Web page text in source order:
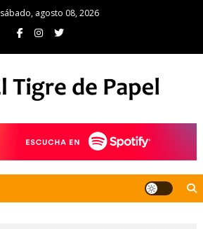
sábado, agosto 08, 2026